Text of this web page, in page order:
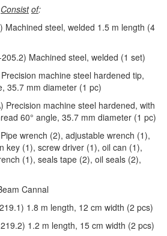
Consist of:
Machined steel, welded 1.5 m length (4
Machined steel, welded (1 set)
machine steel hardened tip,
35.7 mm diameter (1 pc)
Precision machine steel hardened, with
60° angle, 35.7 mm diameter (1 pc)
wrench (2), adjustable wrench (1),
key (1), screw driver (1), oil can (1),
(1), seals tape (2), oil seals (2),
Cannal
1.8 m length, 12 cm width (2 pcs)
1.2 m length, 15 cm width (2 pcs)